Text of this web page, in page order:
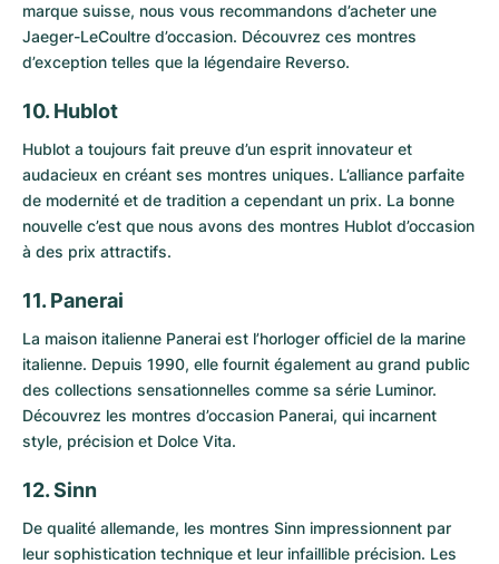
marque suisse, nous vous recommandons d’acheter une
Jaeger-LeCoultre d’occasion. Découvrez ces montres
d’exception telles que la légendaire Reverso.
10. Hublot
Hublot a toujours fait preuve d’un esprit innovateur et
audacieux en créant ses montres uniques. L’alliance parfaite
de modernité et de tradition a cependant un prix. La bonne
nouvelle c’est que nous avons des montres Hublot d’occasion
à des prix attractifs.
11. Panerai
La maison italienne Panerai est l’horloger officiel de la marine
italienne. Depuis 1990, elle fournit également au grand public
des collections sensationnelles comme sa série Luminor.
Découvrez les montres d’occasion Panerai, qui incarnent
style, précision et Dolce Vita.
12. Sinn
De qualité allemande, les montres Sinn impressionnent par
leur sophistication technique et leur infaillible précision. Les